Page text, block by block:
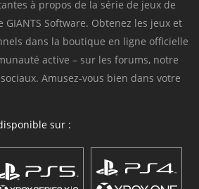
à propos de la série de jeux de
Software. Obtenez les jeux et
dans la boutique en ligne officielle
active – sur les forums, notre
Amusez-vous bien dans votre
sur :